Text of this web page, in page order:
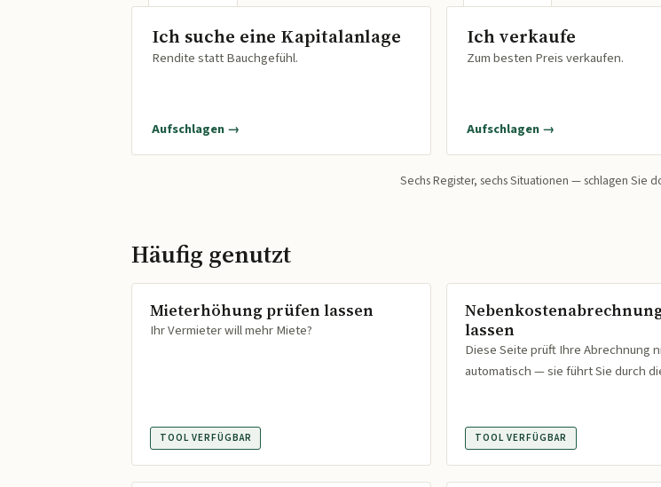
Ich suche eine Kapitalanlage
Rendite statt Bauchgefühl.
Aufschlagen →
Ich verkaufe
Zum besten Preis verkaufen.
Aufschlagen →
Sechs Register, sechs Situationen — schlagen Sie
Häufig genutzt
Mieterhöhung prüfen lassen
Ihr Vermieter will mehr Miete?
TOOL VERFÜGBAR
lassen
Diese Seite prüft Ihre Abrechnung
automatisch — sie führt Sie durch
TOOL VERFÜGBAR